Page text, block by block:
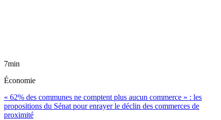
7min
Économie
« 62% des communes ne comptent plus aucun commerce » : les
propositions du Sénat pour enrayer le déclin des commerces de
proximité